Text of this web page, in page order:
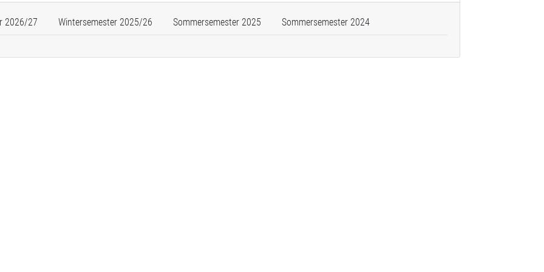
2026/27 Wintersemester 2025/26 Sommersemester 2025 Sommersemester 2024